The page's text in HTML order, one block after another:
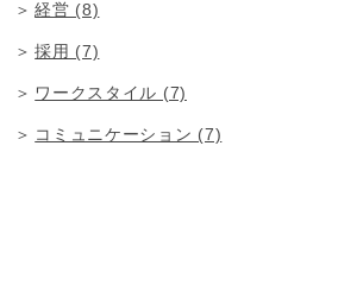
経営 (8)
採用 (7)
ワークスタイル (7)
コミュニケーション (7)